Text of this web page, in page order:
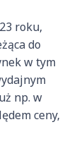
roku,
do
w tym
np. w
ceny,